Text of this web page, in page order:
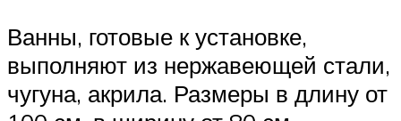
Ванны, готовые к установке,
выполняют из нержавеющей стали,
чугуна, акрила. Размеры в длину от